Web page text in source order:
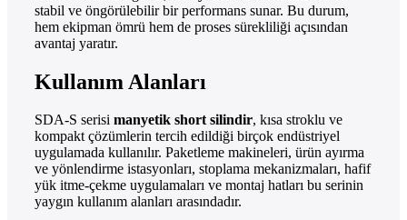
stabil ve öngörülebilir bir performans sunar. Bu durum,
hem ekipman ömrü hem de proses sürekliliği açısından
avantaj yaratır.
Kullanım Alanları
SDA-S serisi manyetik short silindir, kısa stroklu ve
kompakt çözümlerin tercih edildiği birçok endüstriyel
uygulamada kullanılır. Paketleme makineleri, ürün ayırma
ve yönlendirme istasyonları, stoplama mekanizmaları, hafif
yük itme-çekme uygulamaları ve montaj hatları bu serinin
yaygın kullanım alanları arasındadır.